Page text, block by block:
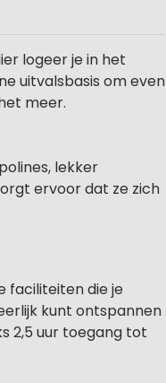
logeer je in het
uitvalsbasis om even
meer.
lekker
ervoor dat ze zich
faciliteiten die je
kunt ontspannen
2,5 uur toegang tot